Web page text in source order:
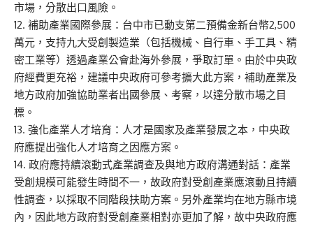
市場，分散出口風險。
12. 補助產業國際參展：台中市已動支第二預備金新台幣2,500
萬元，支持九大受創製造業（包括機械、自行車、手工具、精
密工業等）透過產業公會赴海外參展，爭取訂單。由於中央政
府經費更充裕，建議中央政府可參考擴大此方案，補助產業及
地方政府加強協助業者出國參展、考察，以達分散市場之目
標。
13. 強化產業人才培育：人才是國家及產業發展之本，中央政
府應提出強化人才培育之因應方案。
14. 政府應持續滾動式產業調查及與地方政府溝通對話：產業
受創規模可能發生時間不一，故政府對受創產業應滾動且持續
性調查，以採取不同階段扶助方案。另外產業均在地方縣市境
內，因此地方政府對受創產業相對亦更加了解，故中央政府應